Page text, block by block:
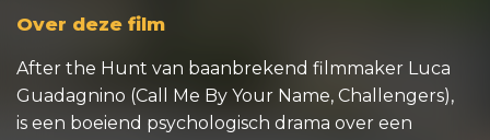
Over deze film
After the Hunt van baanbrekend filmmaker Luca
Guadagnino (Call Me By Your Name, Challengers),
is een boeiend psychologisch drama over een